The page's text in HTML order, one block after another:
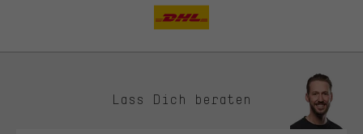
Lass Dich beraten